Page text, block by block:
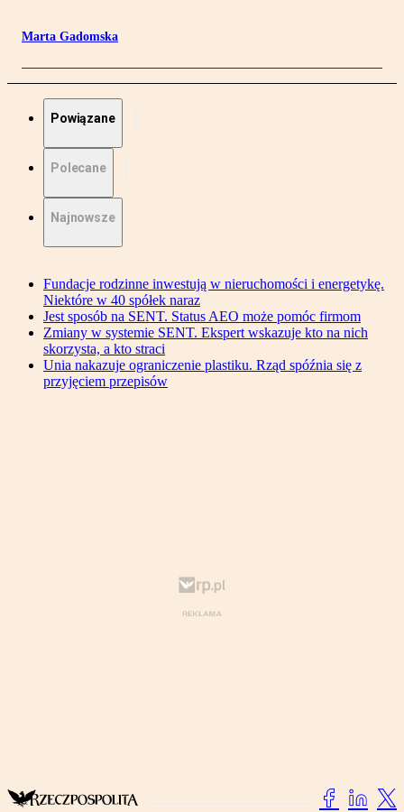
Marta Gadomska
Powiązane
Polecane
Najnowsze
Fundacje rodzinne inwestują w nieruchomości i energetykę.
Niektóre w 40 spółek naraz
Jest sposób na SENT. Status AEO może pomóc firmom
Zmiany w systemie SENT. Ekspert wskazuje kto na nich
skorzysta, a kto straci
Unia nakazuje ograniczenie plastiku. Rząd spóźnia się z
przyjęciem przepisów